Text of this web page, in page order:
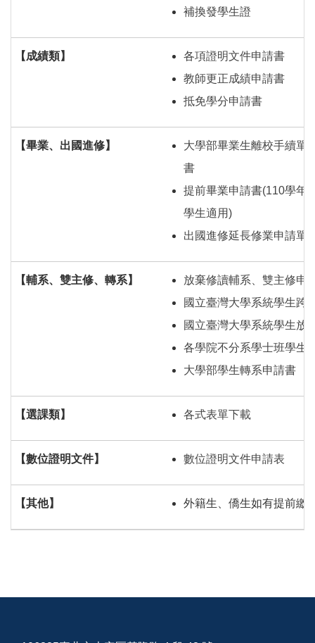
補換發學生證
【成績類】
各項證明文件申請書
教師更正成績申請書
抵免學分申請書
【畢業、出國進修】 大學部畢業生離校手續單
書
提前畢業申請書(110學年
學生適用)
出國進修延長修業申請單
【輔系、雙主修、轉系】
放棄修讀輔系、雙主修申
國立臺灣大學系統學生跨
國立臺灣大學系統學生放
各學院不分系學士班學生
大學部學生轉系申請書
【選課類】 各式表單下載
【數位證明文件】 數位證明文件申請表
【其他】 外籍生、僑生如有提前繳